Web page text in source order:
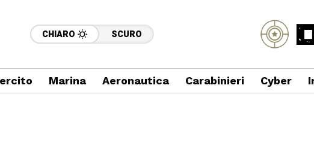
CHIARO SCURO
Marina Aeronautica Carabinieri Cyber